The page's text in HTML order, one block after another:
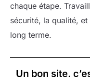
chaque étape.
sécurité, la qualité,
long terme.
Un bon site,